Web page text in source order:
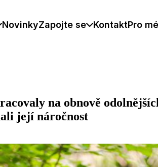
NovinkyZapojte se KontaktPro
na obnově
její náročnost